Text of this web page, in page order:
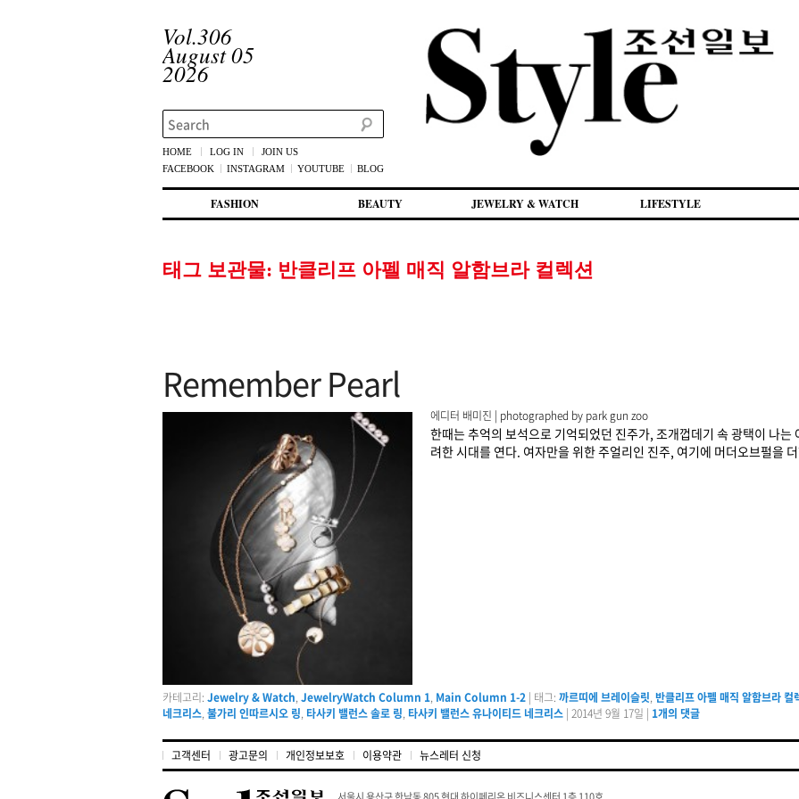
Vol.306
August 05
2026
Search
HOME LOG IN
JOIN US
FACEBOOK
INSTAGRAM YOUTUBE BLOG
첫번째 컨텐츠로 뛰어넘기
두번째 컨텐츠로 뛰어넘기
FASHION BEAUTY JEWELRY & WATCH LIFESTYLE
태그 보관물: 반클리프 아펠 매직 알함브라 컬렉션
Remember Pearl
에디터 배미진 | photographed by park gun zoo
한때는 추억의 보석으로 기억되었던 진주가, 조개껍데기 속 광택이 나
려한 시대를 연다. 여자만을 위한 주얼리인 진주, 여기에 머더오브펄을
카테고리: Jewelry & Watch,JewelryWatch Column 1, Main Column 1-2 | 태그: 까르띠에 브레이슬릿,반클리프 아펠 매직 알함브라 컬
네크리스,불가리 인따르시오 링, 타사키 밸런스 솔로 링, 타사키 밸런스 유나이티드 네크리스 | 2014년 9월 17일 | 1개의 댓글
고객센터 광고문의 개인정보보호 이용약관 뉴스레터 신청